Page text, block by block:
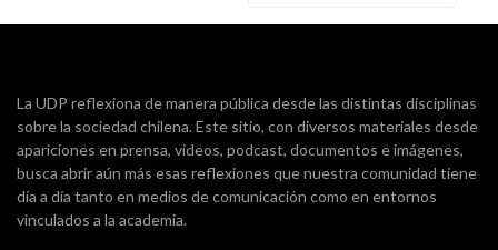
La UDP reflexiona de manera pública desde las distintas disciplinas
sobre la sociedad chilena. Este sitio, con diversos materiales desde
apariciones en prensa, videos, podcast, documentos e imágenes,
busca abrir aún más esas reflexiones que nuestra comunidad tiene
día a día tanto en medios de comunicación como en entornos
vinculados a la academia.